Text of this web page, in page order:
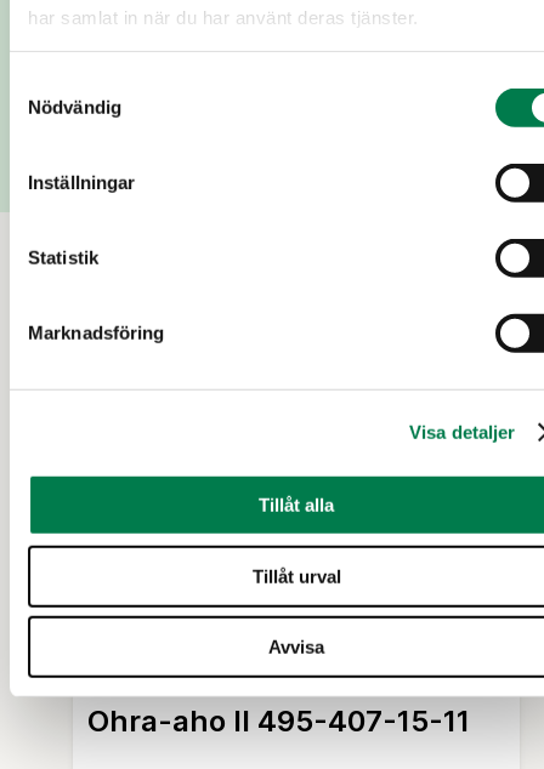
har samlat in när du har använt deras tjänster.
Nödvändig
Inställningar
Statistik
Marknadsföring
Visa detaljer
Tillåt alla
Tillåt urval
Avvisa
Lägg till meddelande
SKOGSFASTIGHET (FASTIGHET)
Ohra-aho 495-407-4-22 ja
Ohra-aho II 495-407-15-11